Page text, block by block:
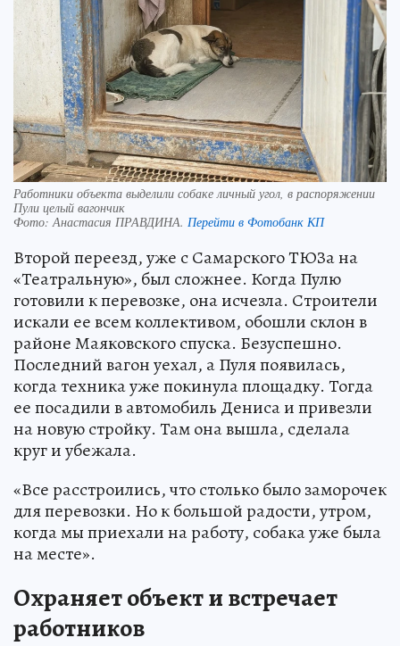
Работники объекта выделили собаке личный угол, в распоряжении
Пули целый вагончик
Фото:Анастасия ПРАВДИНА. Перейти в Фотобанк КП
Второй переезд, уже с Самарского ТЮЗа на
«Театральную», был сложнее. Когда Пулю
готовили к перевозке, она исчезла. Строители
искали ее всем коллективом, обошли склон в
районе Маяковского спуска. Безуспешно.
Последний вагон уехал, а Пуля появилась,
когда техника уже покинула площадку. Тогда
ее посадили в автомобиль Дениса и привезли
на новую стройку. Там она вышла, сделала
круг и убежала.
«Все расстроились, что столько было заморочек
для перевозки. Но к большой радости, утром,
когда мы приехали на работу, собака уже была
на месте».
Охраняет объект и встречает
работников